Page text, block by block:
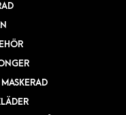
MASKERAD